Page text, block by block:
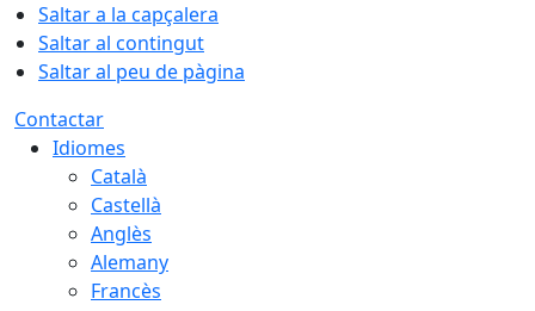
Saltar a la capçalera
Saltar al contingut
Saltar al peu de pàgina
Contactar
Idiomes
Català
Castellà
Anglès
Alemany
Francès